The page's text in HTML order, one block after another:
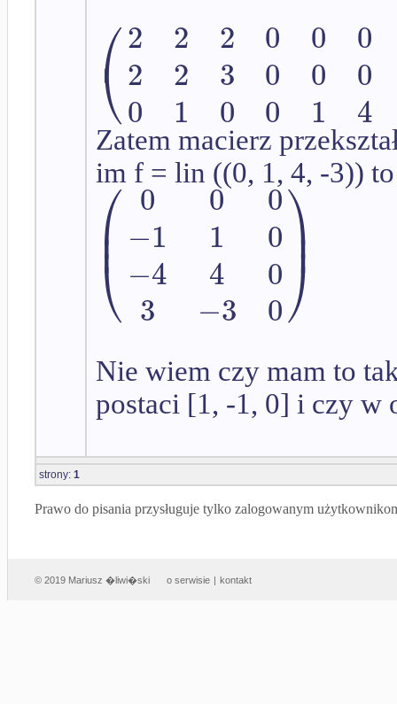
⎛
⎝
2
2
0
2
2
1
2
3
0
0
0
0
0
0
1
0
0
4
Zatem macierz
im f = lin ((0, 1, 4, -3)) to
⎛
⎝
⎜
⎜
0
−1
−4
3
0
1
4
−3
0
0
0
0
⎞
⎠
⎟
⎟
Nie wiem czy mam to
postaci [1, -1, 0] i czy w
strony: 1
Prawo do pisania przysługuje tylko zalogowanym
© 2019 Mariusz �liwi�ski o serwisie | kontakt